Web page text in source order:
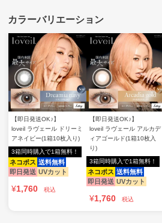
【即日発送OK♪】
loveil ラヴェール ドリーミ
アネイビー(1箱10枚入り)
ネコポス 送料無料
即日発送 UVカット
3箱同時購入で1箱無料！
¥1,760 税込
【即日発送OK♪】
loveil ラヴェール アルカデ
ィアゴールド(1箱10枚入
り)
ネコポス 送料無料
即日発送 UVカット
3箱同時購入で1箱無料！
¥1,760 税込